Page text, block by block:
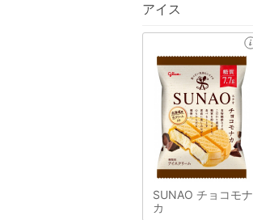
アイス
SUNAO チョコモナ
カ